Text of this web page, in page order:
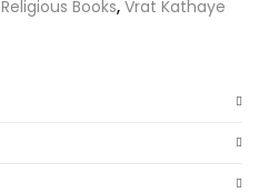
Religious Books, Vrat Kathaye